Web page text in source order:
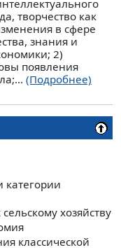
творчество как
в сфере
знания и
2)
появления
(Подробнее)
хозяйству
классической